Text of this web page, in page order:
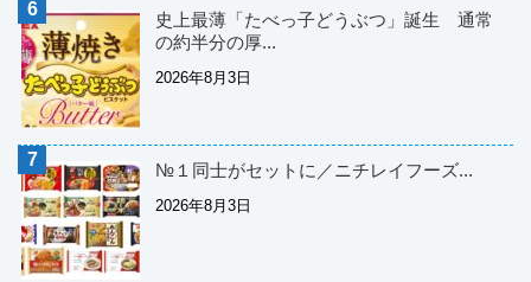
史上最薄「たべっ子どうぶつ」誕生 通常
の約半分の厚...
2026年8月3日
№１同士がセットに／ニチレイフーズ...
2026年8月3日